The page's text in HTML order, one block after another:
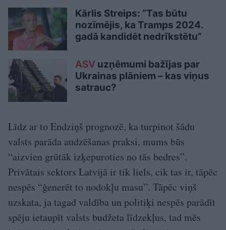
Kārlis Streips: “Tas būtu
nozīmējis, ka Tramps 2024.
gadā kandidēt nedrīkstētu”
ASV uzņēmumi bažījas par
Ukrainas plāniem – kas viņus
satrauc?
Līdz ar to Endziņš prognozē, ka turpinot šādu
valsts parāda audzēšanas praksi, mums būs
“aizvien grūtāk izķepuroties no tās bedres”.
Privātais sektors Latvijā ir tik liels, cik tas ir, tāpēc
nespēs “ģenerēt to nodokļu masu”. Tāpēc viņš
uzskata, ja tagad valdība un politiķi nespēs parādīt
spēju ietaupīt valsts budžeta līdzekļus, tad mēs